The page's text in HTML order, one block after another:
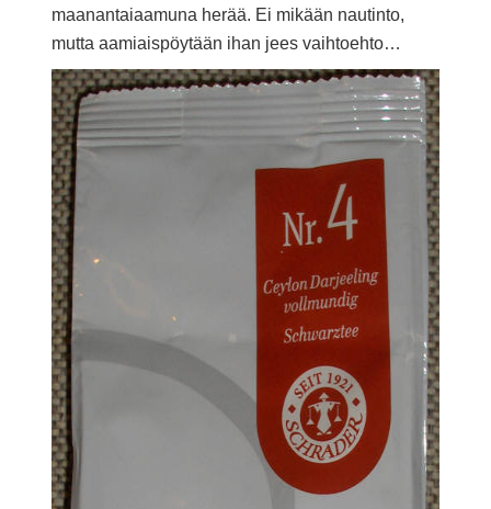
maanantaiaamuna herää. Ei mikään nautinto,
mutta aamiaispöytään ihan jees vaihtoehto…